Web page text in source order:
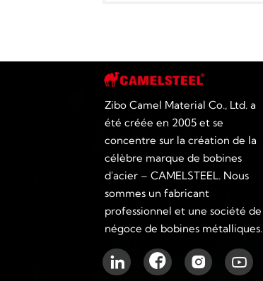
Zibo Camel Material Co., Ltd. a
été créée en 2005 et se
concentre sur la création de la
célèbre marque de bobines
d'acier – CAMELSTEEL. Nous
sommes un fabricant
professionnel et une société de
négoce de bobines métalliques.
   